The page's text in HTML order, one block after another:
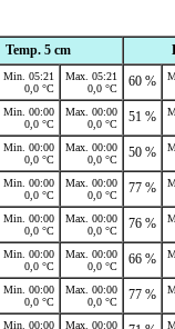
Temp. 5 cm
Min. 05:21
0,0 °C
Max. 05:21
0,0 °C
60 %
Min. 00:00
0,0 °C
Max. 00:00
0,0 °C
51 %
Min. 00:00
0,0 °C
Max. 00:00
0,0 °C
50 %
Min. 00:00
0,0 °C
Max. 00:00
0,0 °C
77 %
Min. 00:00
0,0 °C
Max. 00:00
0,0 °C
76 %
Min. 00:00
0,0 °C
Max. 00:00
0,0 °C
66 %
Min. 00:00
0,0 °C
Max. 00:00
0,0 °C
77 %
Min. 00:00
Max. 00:00